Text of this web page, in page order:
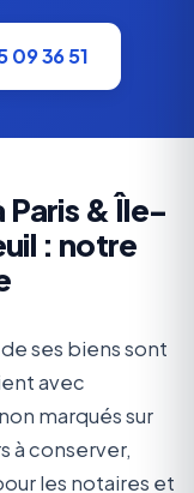
09 36 51
Paris & Île-
: notre
ses biens sont
avec
marqués sur
à conserver,
les notaires et